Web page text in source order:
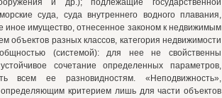
и др.); подлежащие государственной
суда, суда внутреннего водного плавания,
иное имущество, отнесенное законом к недвижимым
объектов разных классов, категория недвижимости
(системой): для нее не свойственны
сочетание определенных параметров,
всем ее разновидностям. «Неподвижность»,
определяющим критерием лишь для части объектов